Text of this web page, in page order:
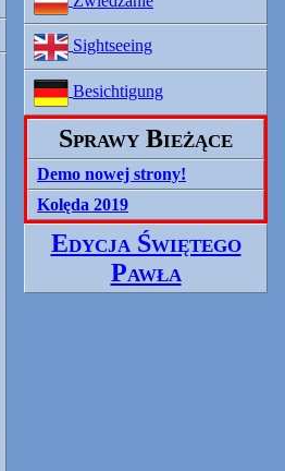
Sightseeing
Besichtigung
Sprawy Bieżące
Demo nowej strony!
Kolęda 2019
Edycja Świętego
Pawła